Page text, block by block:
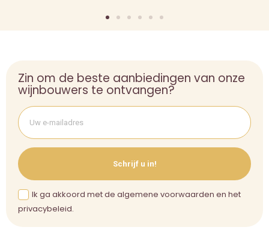
Zin om de beste aanbiedingen van onze
wijnbouwers te ontvangen?
Schrijf u in!
Ik ga akkoord met de algemene voorwaarden en het
privacybeleid.